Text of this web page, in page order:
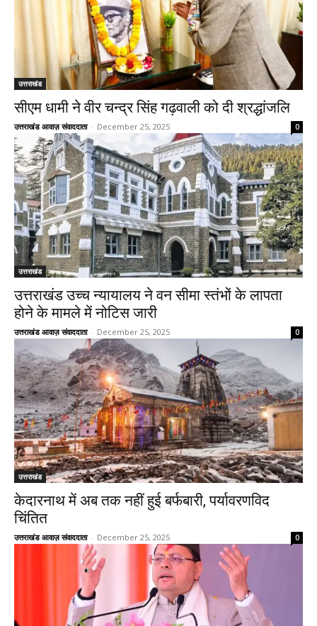
उत्तराखंड
सीएम धामी ने वीर चन्द्र सिंह गढ़वाली को दी श्रद्धांजलि
उत्तराखंड आवाज़ संवाददाता - December 25, 2025 0
उत्तराखंड
उत्तराखंड उच्च न्यायालय ने वन सीमा स्तंभों के लापता
होने के मामले में नोटिस जारी
उत्तराखंड आवाज़ संवाददाता - December 25, 2025 0
उत्तराखंड
केदारनाथ में अब तक नहीं हुई बर्फबारी, पर्यावरणविद
चिंतित
उत्तराखंड आवाज़ संवाददाता - December 25, 2025 0